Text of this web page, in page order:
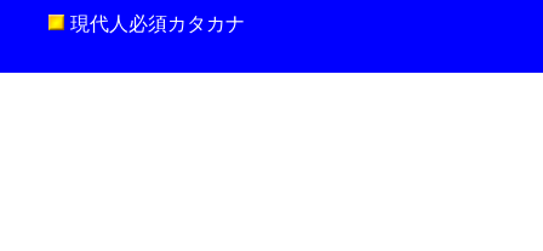
現代人必須カタカナ